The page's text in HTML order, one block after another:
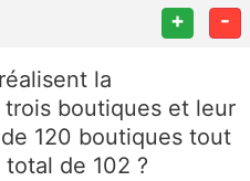
+ -
la
boutiques et leur
120 boutiques tout
de 102 ?